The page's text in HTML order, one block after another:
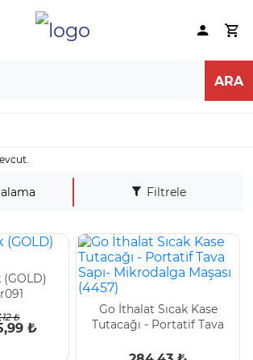
Filtrele
₺
₺
Go İthalat Sıcak Kase
Tutacağı - Portati̇f Tava
(4457)